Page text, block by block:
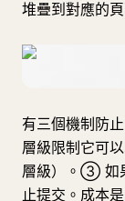
堆疊到對應的頁
有三個機制防
層級限制它可
層級）。③ 如
止提交。成本